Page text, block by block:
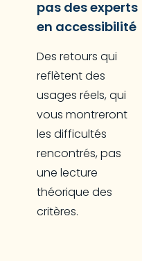
pas des experts
en accessibilité
Des retours qui
reflètent des
usages réels, qui
vous montreront
les difficultés
rencontrés, pas
une lecture
théorique des
critères.